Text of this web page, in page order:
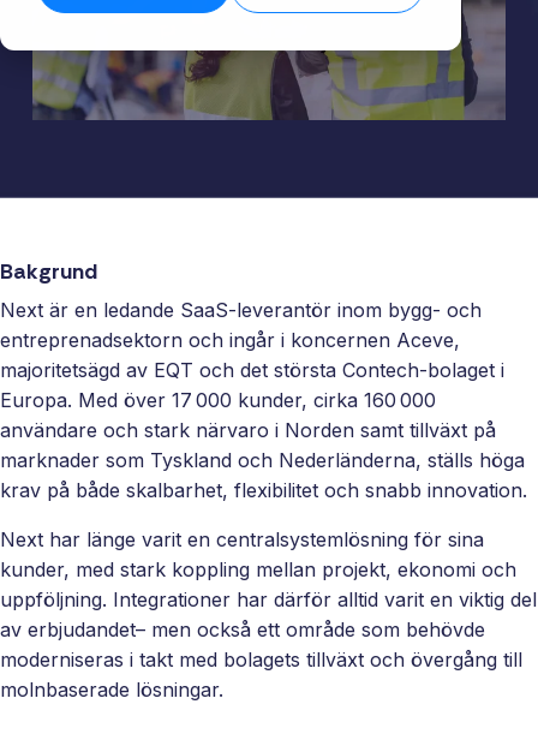
ansvar för
plattform,
integrationer
och löpande
Funktioner
versionshantering
och datakvalitet –
samlat på ett
ställe.
stabila flöden
även när
datamängden
erbjudande
med färdiga
integrationer
Nå nya
eller bygga
eget.
White
label
Sälj
integrationer
under eget
varumärke.
Ett enkelt
sätt att
paketera
nya
erbjudanden
För
med
er
beslut.
biblioteket →
→
Bakgrund
Next är en ledande SaaS-leverantör inom bygg- och
entreprenadsektorn och ingår i koncernen Aceve,
majoritetsägd av EQT och det största Contech-bolaget i
Europa. Med över 17 000 kunder, cirka 160 000
användare och stark närvaro i Norden samt tillväxt på
marknader som Tyskland och Nederländerna, ställs höga
krav på både skalbarhet, flexibilitet och snabb innovation.
Next har länge varit en centralsystemlösning för sina
kunder, med stark koppling mellan projekt, ekonomi och
uppföljning. Integrationer har därför alltid varit en viktig del
av erbjudandet– men också ett område som behövde
moderniseras i takt med bolagets tillväxt och övergång till
molnbaserade lösningar.